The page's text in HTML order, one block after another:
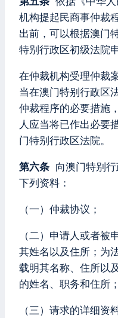
机构提起民商事仲裁
出前，可以根据澳门
特别行政区初级法院
在仲裁机构受理仲裁
当在澳门特别行政区
仲裁程序的必要措施
人应当将已作出必要
门特别行政区法院。
第六条 向澳门特别
下列资料：
（一）仲裁协议；
（二）申请人或者被
其姓名以及住所；为
载明其名称、住所以
的姓名、职务和住所；
（三）请求的详细资